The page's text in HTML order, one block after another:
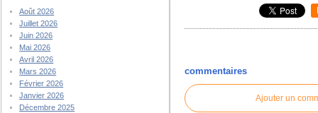
Août 2026
Juillet 2026
Juin 2026
Mai 2026
Avril 2026
Mars 2026
Février 2026
Janvier 2026
Décembre 2025
commentaires
Ajouter un